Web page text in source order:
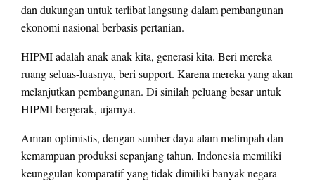
dan dukungan untuk terlibat langsung dalam pembangunan
ekonomi nasional berbasis pertanian.
HIPMI adalah anak-anak kita, generasi kita. Beri mereka
ruang seluas-luasnya, beri support. Karena mereka yang akan
melanjutkan pembangunan. Di sinilah peluang besar untuk
HIPMI bergerak, ujarnya.
Amran optimistis, dengan sumber daya alam melimpah dan
kemampuan produksi sepanjang tahun, Indonesia memiliki
keunggulan komparatif yang tidak dimiliki banyak negara